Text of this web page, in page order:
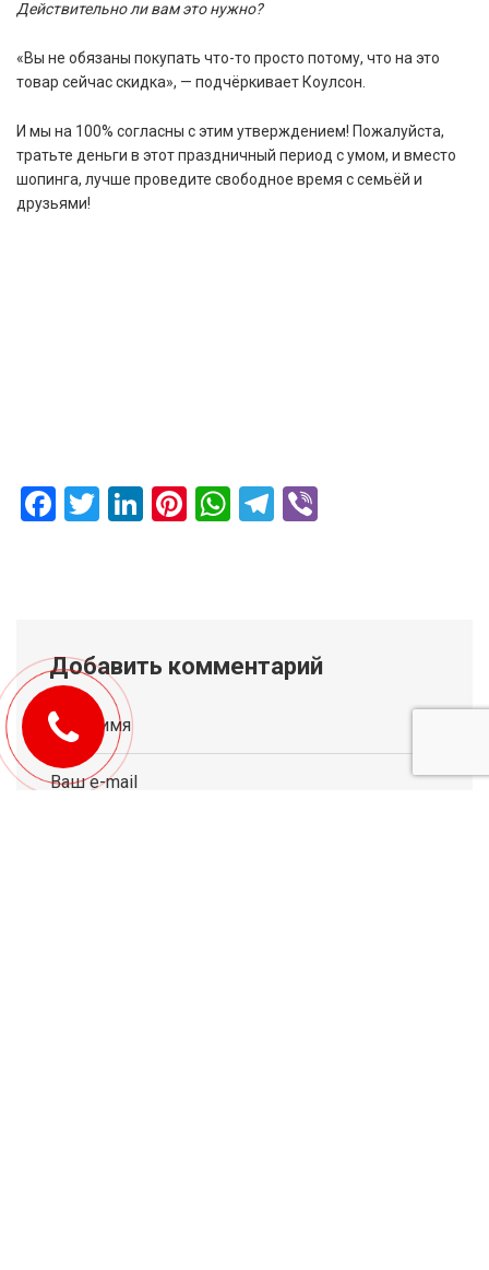
Действительно ли вам это нужно?
«Вы не обязаны покупать что-то просто потому, что на это
товар сейчас скидка», — подчёркивает Коулсон.
И мы на 100% согласны с этим утверждением! Пожалуйста,
тратьте деньги в этот праздничный период с умом, и вместо
шопинга, лучше проведите свободное время с семьёй и
друзьями!
Facebook
Twitter
LinkedIn
Pinterest
WhatsApp
Telegram
Добавить комментарий